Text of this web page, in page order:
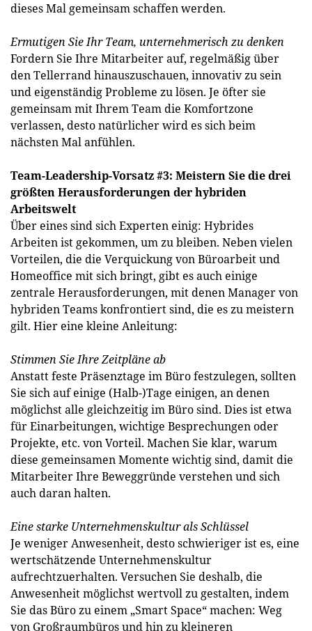
dieses Mal gemeinsam schaffen werden.
Ermutigen Sie Ihr Team, unternehmerisch zu denken
Fordern Sie Ihre Mitarbeiter auf, regelmäßig über
den Tellerrand hinauszuschauen, innovativ zu sein
und eigenständig Probleme zu lösen. Je öfter sie
gemeinsam mit Ihrem Team die Komfortzone
verlassen, desto natürlicher wird es sich beim
nächsten Mal anfühlen.
Team-Leadership-Vorsatz #3: Meistern Sie die drei
größten Herausforderungen der hybriden
Arbeitswelt
Über eines sind sich Experten einig: Hybrides
Arbeiten ist gekommen, um zu bleiben. Neben vielen
Vorteilen, die die Verquickung von Büroarbeit und
Homeoffice mit sich bringt, gibt es auch einige
zentrale Herausforderungen, mit denen Manager von
hybriden Teams konfrontiert sind, die es zu meistern
gilt. Hier eine kleine Anleitung:
Stimmen Sie Ihre Zeitpläne ab
Anstatt feste Präsenztage im Büro festzulegen, sollten
Sie sich auf einige (Halb-)Tage einigen, an denen
möglichst alle gleichzeitig im Büro sind. Dies ist etwa
für Einarbeitungen, wichtige Besprechungen oder
Projekte, etc. von Vorteil. Machen Sie klar, warum
diese gemeinsamen Momente wichtig sind, damit die
Mitarbeiter Ihre Beweggründe verstehen und sich
auch daran halten.
Eine starke Unternehmenskultur als Schlüssel
Je weniger Anwesenheit, desto schwieriger ist es, eine
wertschätzende Unternehmenskultur
aufrechtzuerhalten. Versuchen Sie deshalb, die
Anwesenheit möglichst wertvoll zu gestalten, indem
Sie das Büro zu einem „Smart Space“ machen: Weg
von Großraumbüros und hin zu kleineren